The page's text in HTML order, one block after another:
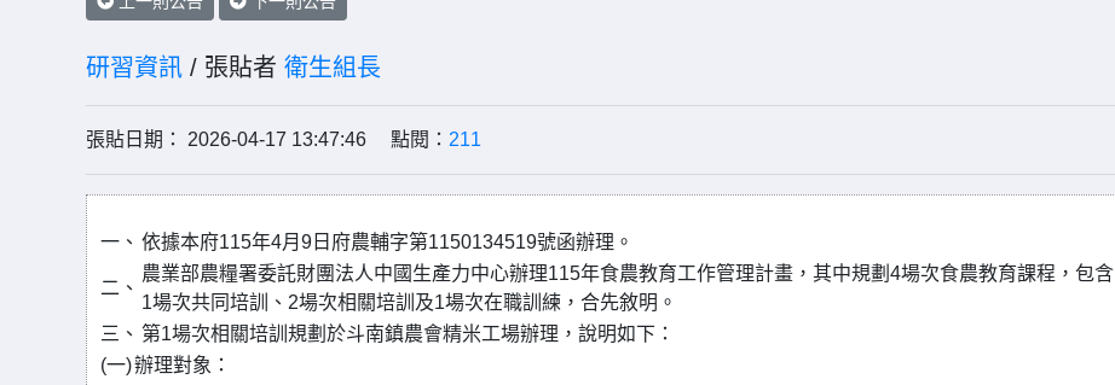
研習資訊 / 張貼者 衛生組長
張貼日期： 2026-04-17 13:47:46 點閱： 211
一、 依據本府115年4月9日府農輔字第1150134519號函辦理。
二、
農業部農糧署委託財團法人中國生產力中心辦理115年食農教育工作管理計畫，其中規劃4場次食農教育課程，包含
1場次共同培訓、2場次相關培訓及1場次在職訓練，合先敘明。
三、 第1場次相關培訓規劃於斗南鎮農會精米工場辦理，說明如下：
(一)辦理對象：